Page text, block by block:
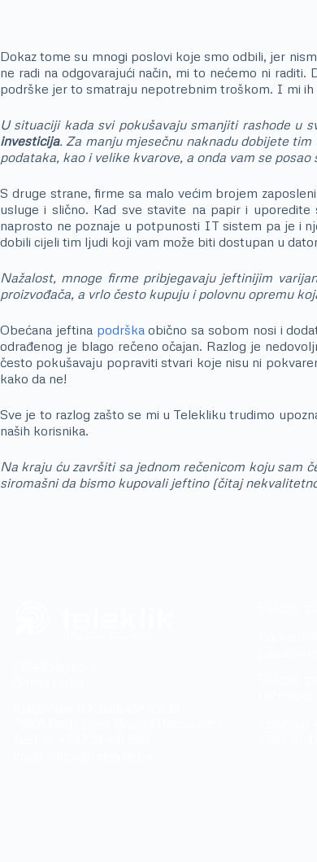
Dokaz tome su mnogi poslovi koje smo odbili, jer
ne radi na odgovarajući način, mi to nećemo ni
podrške jer to smatraju nepotrebnim troškom. I mi ih
U situaciji kada svi pokušavaju smanjiti rashode u
investicija. Za manju mjesečnu naknadu dobijete
podataka, kao i velike kvarove, a onda vam se posao
S druge strane, firme sa malo većim brojem
usluge i slično. Kad sve stavite na papir i
naprosto ne poznaje u potpunosti IT sistem pa je i
dobili cijeli tim ljudi koji vam može biti dostupan u
Nažalost, mnoge firme pribjegavaju jeftinijim
proizvođača, a vrlo često kupuju i polovnu opremu
Obećana jeftina podrškaobično sa sobom nosi i
odrađenog je blago rečeno očajan. Razlog je
često pokušavaju popraviti stvari koje nisu ni
kako da ne!
Sve je to razlog zašto se mi u Telekliku trudimo
naših korisnika.
Na kraju ću završiti sa jednom rečenicom koju sam
siromašni da bismo kupovali jeftino (čitaj